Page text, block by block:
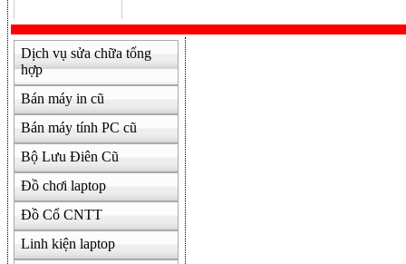
Dịch vụ sửa chữa tổng
hợp
Bán máy in cũ
Bán máy tính PC cũ
Bộ Lưu Điên Cũ
Đồ chơi laptop
Đồ Cổ CNTT
Linh kiện laptop